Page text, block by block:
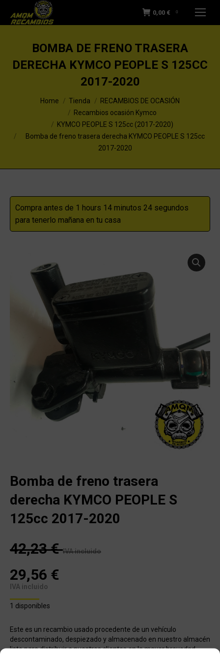
0,00 € 0
BOMBA DE FRENO TRASERA
DERECHA KYMCO PEOPLE S 125CC
2017-2020
You are here:Home Tienda
RECAMBIOS DE OCASIÓN
Recambios ocasión Kymco
KYMCO PEOPLE S 125cc (2017-2020)
Bomba de freno trasera derecha KYMCO PEOPLE S 125cc
2017-2020
Compra antes de 1 hours 14 minutos 23 segundos
para tenerlo mañana en tu casa
Bomba de freno trasera
derecha KYMCO PEOPLE S
125cc 2017-2020
42,23€ IVA incluido
29,56 €
IVA incluido
1 disponibles
Este es un recambio usado procedente de un vehículo
descontaminado, despiezado y almacenado en nuestro almacén
listo para distribuir a nuestros clientes en la mayor brevedad